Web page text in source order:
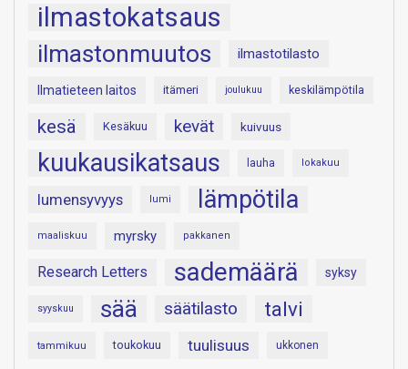
ilmastokatsaus
ilmastonmuutos ilmastotilasto
Ilmatieteen laitos itämeri joulukuu keskilämpötila
kesä Kesäkuu kevät kuivuus
kuukausikatsaus lauha lokakuu
lumensyvyys lumi lämpötila
maaliskuu myrsky pakkanen
Research Letters sademäärä syksy
syyskuu sää säätilasto talvi
tammikuu toukokuu tuulisuus ukkonen